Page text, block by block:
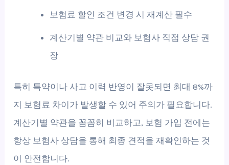
보험료 할인 조건 변경 시 재계산 필수
계산기별 약관 비교와 보험사 직접 상담 권
장
특히 특약이나 사고 이력 반영이 잘못되면 최대 8%까
지 보험료 차이가 발생할 수 있어 주의가 필요합니다.
계산기별 약관을 꼼꼼히 비교하고, 보험 가입 전에는
항상 보험사 상담을 통해 최종 견적을 재확인하는 것
이 안전합니다.